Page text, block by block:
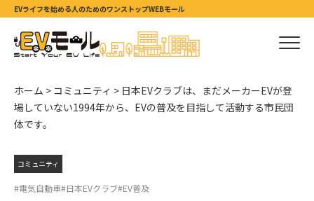
EVライフを始める人のためのワンストップWEBモール
ホーム > コミュニティ > 日本EVクラブは、まだメーカーEVが登
場していない1994年から、EVの普及を目指して活動する市民団
体です。
コミュニティ
#電気自動車#日本EVクラブ#EV普及